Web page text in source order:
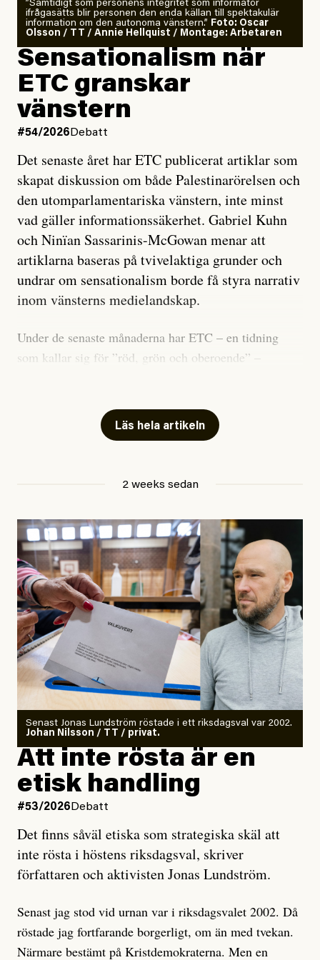
”Samtidigt som personens integritet som informatör
ifrågasätts blir personen den enda källan till spektakulär
information om den autonoma vänstern.” Foto: Oscar
Olsson / TT / Annie Hellquist / Montage: Arbetaren
Sensationalism när
ETC granskar
vänstern
#54/2026 Debatt
Det senaste året har ETC publicerat artiklar som
skapat diskussion om både Palestinarörelsen och
den utomparlamentariska vänstern, inte minst
vad gäller informationssäkerhet. Gabriel Kuhn
och Ninïan Sassarinis-McGowan menar att
artiklarna baseras på tvivelaktiga grunder och
undrar om sensationalism borde få styra narrativ
inom vänsterns medielandskap.
Under de senaste månaderna har ETC – en tidning
som kallar sig för ”röd, grön och oberoende” –
skriver för? Vad betyder det att vara en ”röd, grön och
oberoende” tidning? Och vad är egentligen bra
utpekas som israelisk infiltratör”. Enligt ingressen
handlar artikeln om en person vars ”bakgrund skapar
splittring och oro i rörelsen”. Problemet är att artikeln
skapar betydligt mer oro i palestinarörelsen – och den
oberoende vänstern – än den porträtterade personen
eller dess bakgrund.
Det finns en väldigt enkel regel inom alla politiska
rörelser när det gäller misstänkta infiltratörer:
Antingen har en bevis på att de är infiltratörer, och då
ska en gå ut med det så fort det bara går för att skydda
rörelsen. Eller så har en inga bevis, bara misstankar,
och då ska en efterforska diskret, just för att inte skapa
oro inom rörelsen.
Artikeln undersöker inte, som ETC påstår, ”vad som
är sant, vad som är rykten”, utan den bidrar bara till
ännu mer ryktesspridning. Det finns inte ett enda bevis
misstänkta personen är en infiltratör. Det som läsaren
får veta är att personen har ändrat sina politiska åsikter
under åren, att den har raderat tidigare innehåll på sina
Läs hela artikeln
2 weeks sedan
Senast Jonas Lundström röstade i ett riksdagsval var 2002.
Johan Nilsson / TT / privat.
Att inte rösta är en
etisk handling
#53/2026 Debatt
Det finns såväl etiska som strategiska skäl att
inte rösta i höstens riksdagsval, skriver
författaren och aktivisten Jonas Lundström.
Senast jag stod vid urnan var i riksdagsvalet 2002. Då
röstade jag fortfarande borgerligt, om än med tvekan.
Närmare bestämt på Kristdemokraterna. Men en